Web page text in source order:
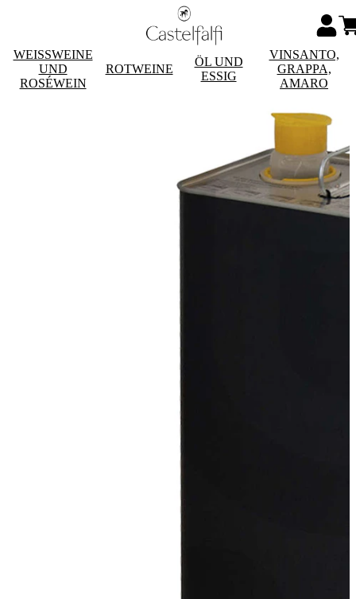
WEISSWEINE
UND
ROSÉWEIN
ROTWEINE
ÖL UND
ESSIG
VINSANTO,
GRAPPA,
AMARO